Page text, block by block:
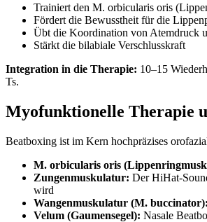
Trainiert den M. orbicularis oris
Fördert die Bewusstheit für die
Übt die Koordination von Atemdruck
Stärkt die bilabiale Verschlusskraft
Integration in die Therapie: 10–15
Ts.
Myofunktionelle Therapie
Beatboxing ist im Kern hochpräzises
M. orbicularis oris
Zungenmuskulatur: Der HiHat-
wird
Wangenmuskulatur (M. buccinator):
Velum (Gaumensegel): Nasale